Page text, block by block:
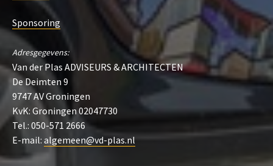
Sponsoring
Adresgegevens:
Van der Plas ADVISEURS & ARCHITECTEN
De Deimten 9
9747 AV Groningen
KvK: Groningen 02047730
Tel.: 050-571 2666
E-mail: algemeen@vd-plas.nl